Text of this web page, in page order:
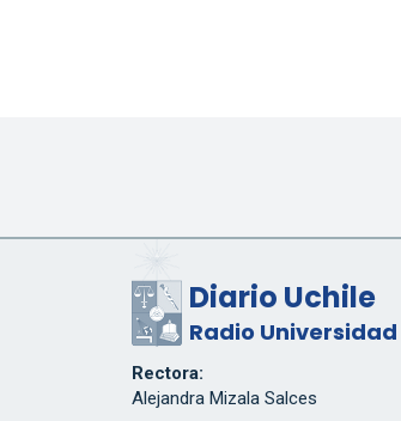
Diario Uchile
Radio
Rectora:
Alejandra Mizala Salces